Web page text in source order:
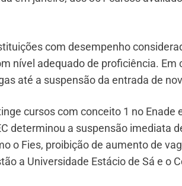
com desempenho
nível adequado de proficiência.
até a suspensão da entrada de
cursos com conceito 1 no Enade
determinou a suspensão imediata
o Fies, proibição de aumento de
a Universidade Estácio de Sá e o